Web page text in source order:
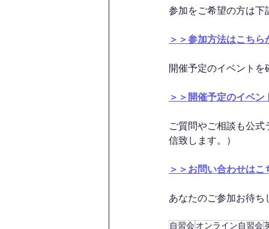
参加をご希望の方は下
＞＞参加方法はこちら
開催予定のイベント
＞＞開催予定のイベン
ご質問やご相談も公
信致します。）
＞＞お問い合わせはこ
あなたのご参加お待
自習会オンライン自習会